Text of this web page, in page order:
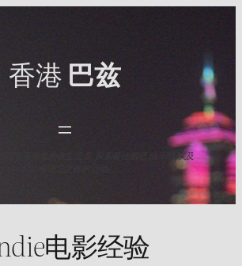
香港 巴兹
香港最出名的夜生活点. 探索最佳酒吧,俱乐部,以及
电影经验